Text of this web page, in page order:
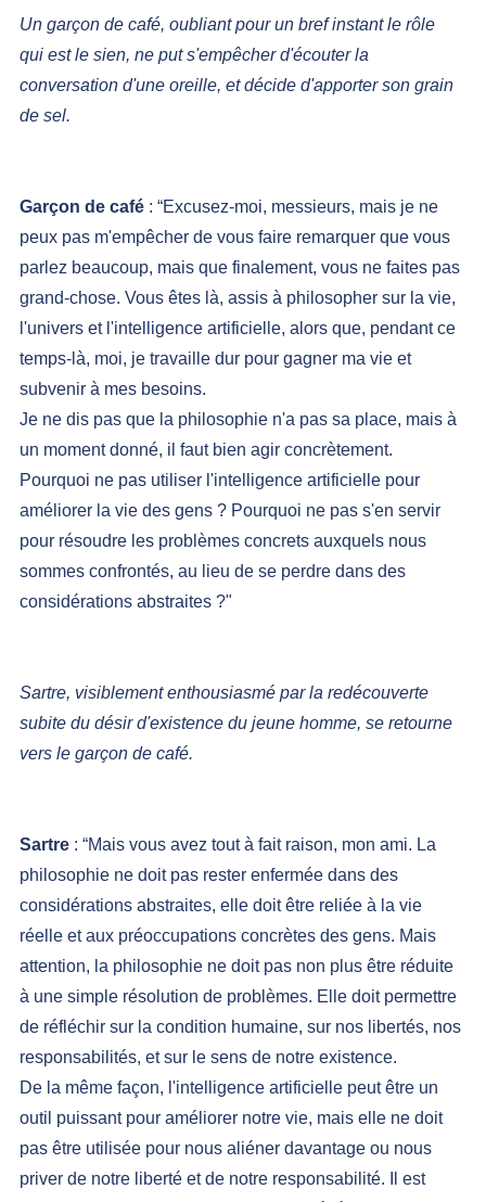
Un garçon de café, oubliant pour un bref instant le rôle
qui est le sien, ne put s'empêcher d'écouter la
conversation d'une oreille, et décide d'apporter son grain
de sel.
Garçon de café : “Excusez-moi, messieurs, mais je ne
peux pas m'empêcher de vous faire remarquer que vous
parlez beaucoup, mais que finalement, vous ne faites pas
grand-chose. Vous êtes là, assis à philosopher sur la vie,
l'univers et l'intelligence artificielle, alors que, pendant ce
temps-là, moi, je travaille dur pour gagner ma vie et
subvenir à mes besoins.
Je ne dis pas que la philosophie n'a pas sa place, mais à
un moment donné, il faut bien agir concrètement.
Pourquoi ne pas utiliser l'intelligence artificielle pour
améliorer la vie des gens ? Pourquoi ne pas s'en servir
pour résoudre les problèmes concrets auxquels nous
sommes confrontés, au lieu de se perdre dans des
considérations abstraites ?"
Sartre, visiblement enthousiasmé par la redécouverte
subite du désir d'existence du jeune homme, se retourne
vers le garçon de café.
Sartre : “Mais vous avez tout à fait raison, mon ami. La
philosophie ne doit pas rester enfermée dans des
considérations abstraites, elle doit être reliée à la vie
réelle et aux préoccupations concrètes des gens. Mais
attention, la philosophie ne doit pas non plus être réduite
à une simple résolution de problèmes. Elle doit permettre
de réfléchir sur la condition humaine, sur nos libertés, nos
responsabilités, et sur le sens de notre existence.
De la même façon, l'intelligence artificielle peut être un
outil puissant pour améliorer notre vie, mais elle ne doit
pas être utilisée pour nous aliéner davantage ou nous
priver de notre liberté et de notre responsabilité. Il est